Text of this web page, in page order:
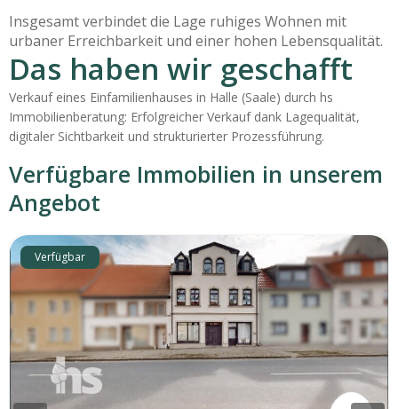
Insgesamt verbindet die Lage ruhiges Wohnen mit
urbaner Erreichbarkeit und einer hohen Lebensqualität.
Das haben wir geschafft
Verkauf eines Einfamilienhauses in Halle (Saale) durch hs
Immobilienberatung: Erfolgreicher Verkauf dank Lagequalität,
digitaler Sichtbarkeit und strukturierter Prozessführung.
Verfügbare Immobilien in unserem
Angebot
Verfügbar